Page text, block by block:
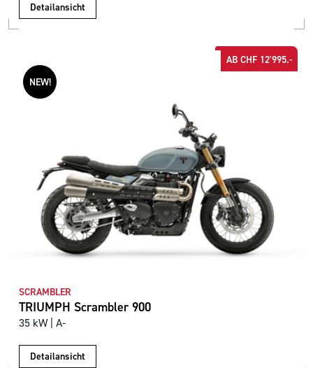
Detailansicht
NEW!
SCRAMBLER
TRIUMPH Scrambler 900
35 kW | A-
Detailansicht
AB CHF 12'995.-